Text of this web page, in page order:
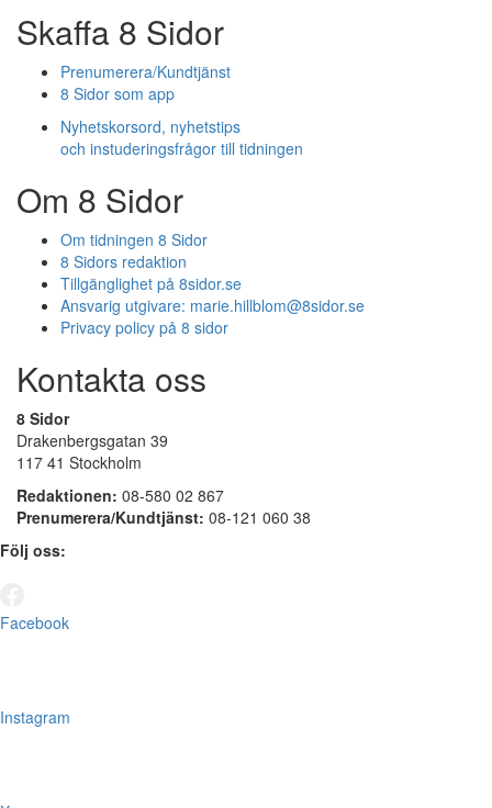
Skaffa 8 Sidor
Prenumerera/Kundtjänst
8 Sidor som app
Nyhetskorsord, nyhetstips
och instuderingsfrågor till tidningen
Om 8 Sidor
Om tidningen 8 Sidor
8 Sidors redaktion
Tillgänglighet på 8sidor.se
Ansvarig utgivare: marie.hillblom@8sidor.se
Privacy policy på 8 sidor
Kontakta oss
8 Sidor
Drakenbergsgatan 39
117 41 Stockholm
Redaktionen: 08-580 02 867
Prenumerera/Kundtjänst: 08-121 060 38
Följ oss:
Facebook
Instagram